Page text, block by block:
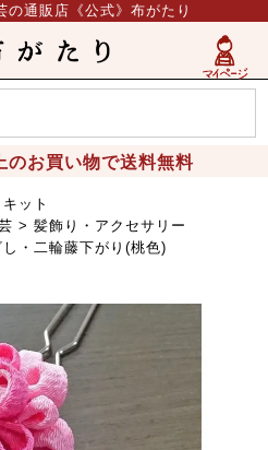
の通販店《公式》布がたり
お買い物で送料無料
ット
髪飾り・アクセサリー
・二輪藤下がり(桃色)